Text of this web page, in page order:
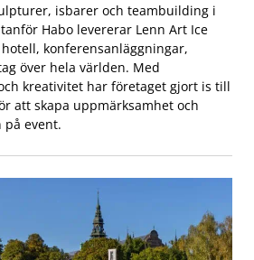
isbarer och teambuilding i
Habo levererar Lenn Art Ice
konferensanläggningar,
över hela världen. Med
kreativitet har företaget gjort is till
att skapa uppmärksamhet och
på event.